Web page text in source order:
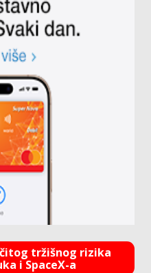
tržišnog rizika
i SpaceX-a